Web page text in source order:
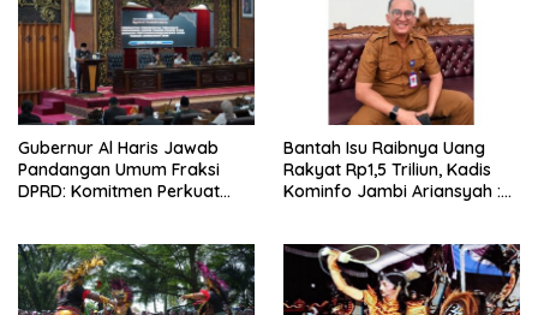
Gubernur Al Haris Jawab
Pandangan Umum Fraksi
DPRD: Komitmen Perkuat
Bantah Isu Raibnya Uang
Rakyat Rp1,5 Triliun, Kadis
Kominfo Jambi Ariansyah :
Sejak 2002